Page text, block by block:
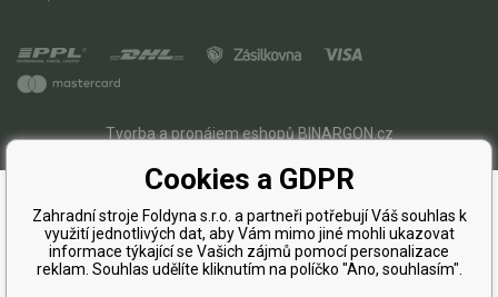
Tvorba a pronájem eshopůBINARGON.cz
Cookies a GDPR
Zahradní stroje Foldyna s.r.o. a partneři potřebují Váš souhlas k
využití jednotlivých dat, aby Vám mimo jiné mohli ukazovat
informace týkající se Vašich zájmů pomocí personalizace
reklam. Souhlas udělíte kliknutím na políčko "Ano, souhlasím".